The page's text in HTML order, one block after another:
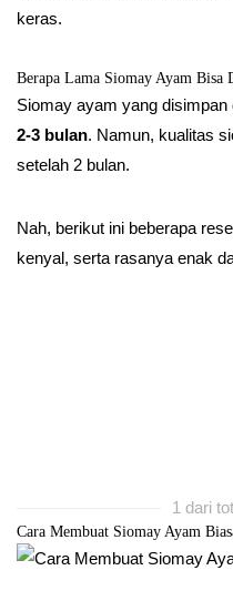
keras.
Berapa Lama Siomay Ayam Bisa
Siomay ayam yang
2-3 bulan. Namun, kualitas
setelah 2 bulan.
Nah, berikut ini beberapa
kenyal, serta rasanya enak
1 dari
Cara Membuat Siomay Ayam